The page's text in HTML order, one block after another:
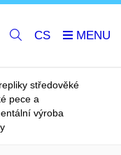
CS
středověké
pece a
výroba